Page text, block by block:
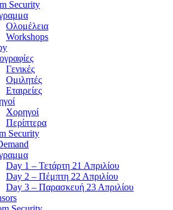
Security
Ολομέλεια
Workshops
Γενικές
Ομιλητές
Εταιρείες
Χορηγοί
Περίπτερα
Security
Day 1 – Τετάρτη 21 Απριλίου
Day 2 – Πέμπτη 22 Απριλίου
Day 3 – Παρασκευή 23 Απριλίου